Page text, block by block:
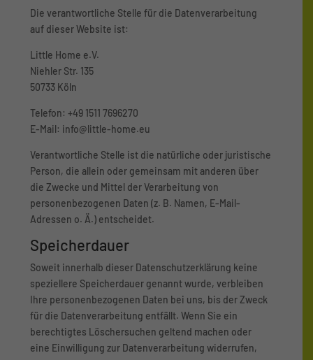
Die verantwortliche Stelle für die Datenverarbeitung
auf dieser Website ist:
Little Home e.V.
Niehler Str. 135
50733 Köln
Telefon: +49 1511 7696270
E-Mail: info@little-home.eu
Verantwortliche Stelle ist die natürliche oder juristische
Person, die allein oder gemeinsam mit anderen über
die Zwecke und Mittel der Verarbeitung von
personenbezogenen Daten (z. B. Namen, E-Mail-
Adressen o. Ä.) entscheidet.
Speicherdauer
Soweit innerhalb dieser Datenschutzerklärung keine
speziellere Speicherdauer genannt wurde, verbleiben
Ihre personenbezogenen Daten bei uns, bis der Zweck
für die Datenverarbeitung entfällt. Wenn Sie ein
berechtigtes Löschersuchen geltend machen oder
eine Einwilligung zur Datenverarbeitung widerrufen,